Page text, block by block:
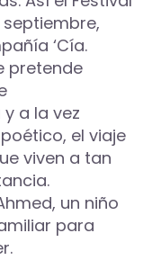
septiembre,
‘Cía.
pretende
a la vez
el viaje
viven a tan
un niño
para